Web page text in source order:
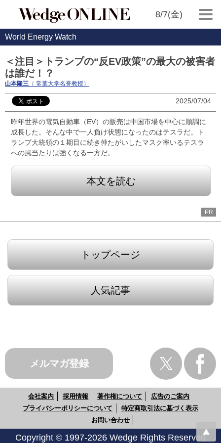
8/7(金)
World Energy Watch
＜注目＞トランプの“反EV政策”の最大の被害者
は誰だ！？
山本隆三 （ 常葉大学名誉教授）
2025/07/04
昨年世界の電気自動車（EV）の販売は中国市場を中心に順調に
成長した。そんな中で一人負け状態になったのはテスラだ。ト
ランプ大統領の１期目に続き仲たがいしたマスク率いるテスラ
への風当たりは強くなる一方だ。
本文を読む
PR
トップページ
人気記事
メルマガ登録
会社案内 採用情報 著作権について
広告のご案内
プライバシーポリシーについて
特定商取引法に基づく表示
お問い合わせ
Copyright © 1997-2026 Wedge Rights Reserved